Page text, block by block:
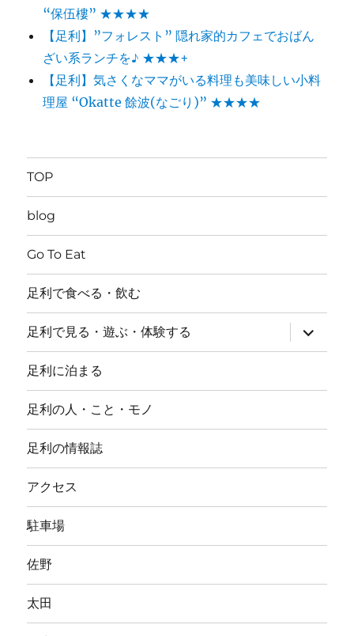
“保伍樓” ★★★★
【足利】”フォレスト” 隠れ家的カフェでおばん
ざい系ランチを♪ ★★★+
【足利】気さくなママがいる料理も美味しい小料
理屋 “Okatte 餘波(なごり)” ★★★★
TOP
blog
Go To Eat
足利で食べる・飲む
足利で見る・遊ぶ・体験する
サ
ブ
メ
ー
開
足利に泊まる
足利の人・こと・モノ
足利の情報誌
アクセス
駐車場
佐野
太田